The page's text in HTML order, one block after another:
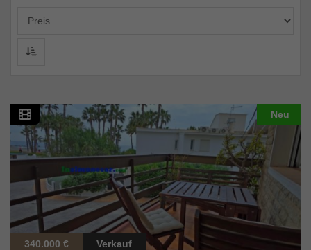
Neu
340.000 € Verkauf